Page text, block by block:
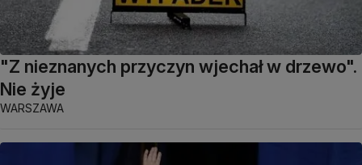
"Z nieznanych przyczyn wjechał w drzewo".
Nie żyje
WARSZAWA